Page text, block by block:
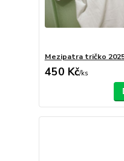
Mezipatra tričko
450 Kč/ks